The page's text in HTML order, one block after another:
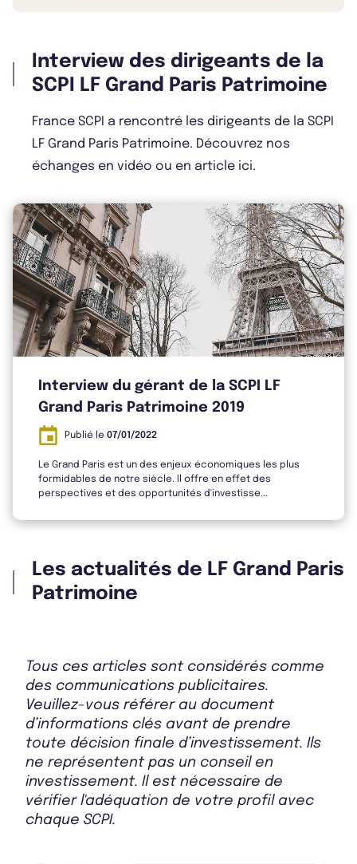
Bulletin 2025 T3
Bulletin 2025 T2
Bulletin 2025 T1
Bulletin 2024 T4
Bulletin 2024 T3
Bulletin 2024 T2
Bulletin 2023 T3
Rapport Annuel 2024
Interview des dirigeants de la
SCPI LF Grand Paris Patrimoine
France SCPI a rencontré les dirigeants de la SCPI
LF Grand Paris Patrimoine. Découvrez nos
échanges en vidéo ou en article ici.
Interview du gérant de la SCPI LF
Grand Paris Patrimoine 2019
Publié le 07/01/2022
Le Grand Paris est un des enjeux économiques les plus
formidables de notre siècle. Il offre en effet des
perspectives et des opportunités d'investisse...
Les actualités de LF Grand Paris
Patrimoine
Tous ces articles sont considérés comme
des communications publicitaires.
Veuillez-vous référer au document
d’informations clés avant de prendre
toute décision finale d’investissement. Ils
ne représentent pas un conseil en
investissement. Il est nécessaire de
vérifier l'adéquation de votre profil avec
chaque SCPI.